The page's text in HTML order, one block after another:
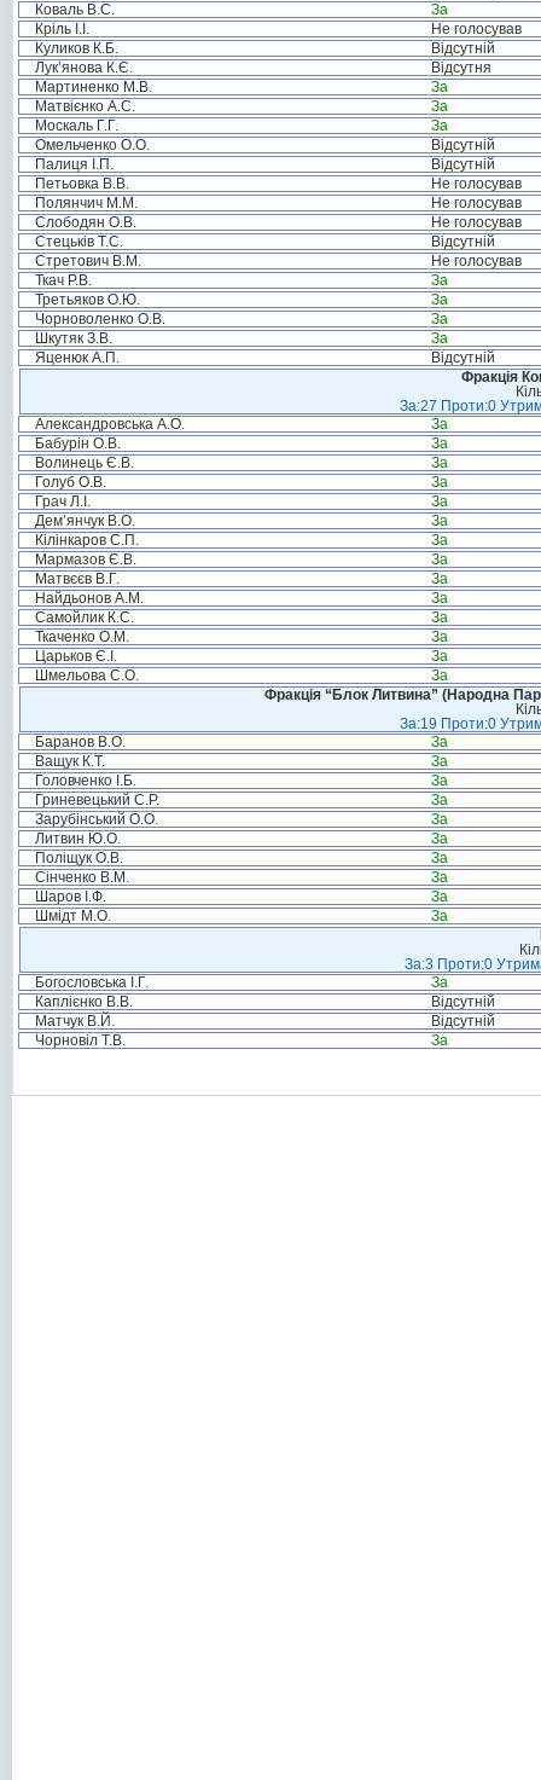
Коваль В.С.
За
Кріль І.І.
Не голосував
Куликов К.Б.
Відсутній
Лук’янова К.Є.
Відсутня
Мартиненко М.В.
За
Матвієнко А.С.
За
Москаль Г.Г.
За
Омельченко О.О.
Відсутній
Палиця І.П.
Відсутній
Петьовка В.В.
Не голосував
Полянчич М.М.
Не голосував
Слободян О.В.
Не голосував
Стецьків Т.С.
Відсутній
Стретович В.М.
Не голосував
Ткач Р.В.
За
Третьяков О.Ю.
За
Чорноволенко О.В.
За
Шкутяк З.В.
За
Яценюк А.П.
Відсутній
Фракція
За:27 Проти:0
Александровська А.О.
За
Бабурін О.В.
За
Волинець Є.В.
За
Голуб О.В.
За
Грач Л.І.
За
Дем’янчук В.О.
За
Кілінкаров С.П.
За
Мармазов Є.В.
За
Матвєєв В.Г.
За
Найдьонов А.М.
За
Самойлик К.С.
За
Ткаченко О.М.
За
Царьков Є.І.
За
Шмельова С.О.
За
Фракція “Блок Литвина” (Народна
За:19 Проти:0
Баранов В.О.
За
Ващук К.Т.
За
Головченко І.Б.
За
Гриневецький С.Р.
За
Зарубінський О.О.
За
Литвин Ю.О.
За
Поліщук О.В.
За
Сінченко В.М.
За
Шаров І.Ф.
За
Шмідт М.О.
За
За:3 Проти:0
Богословська І.Г.
За
Каплієнко В.В.
Відсутній
Матчук В.Й.
Відсутній
Чорновіл Т.В.
За